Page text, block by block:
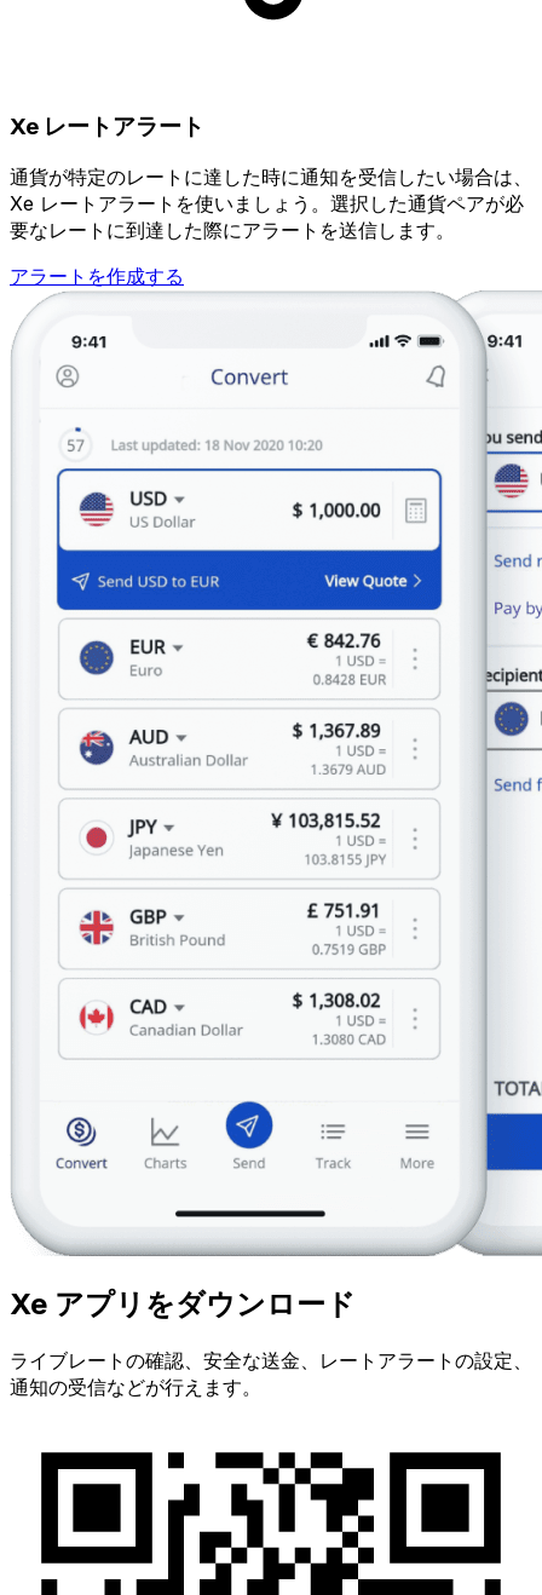
Xe レートアラート
通貨が特定のレートに達した時に通知を受信したい場合は、
Xe レートアラートを使いましょう。選択した通貨ペアが必
要なレートに到達した際にアラートを送信します。
アラートを作成する
Xe アプリをダウンロード
ライブレートの確認、安全な送金、レートアラートの設定、
通知の受信などが行えます。